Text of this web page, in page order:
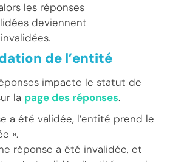
les réponses
deviennent
de l’entité
impacte le statut de
la page des réponses.
a été validée, l’entité prend le
».
réponse a été invalidée, et